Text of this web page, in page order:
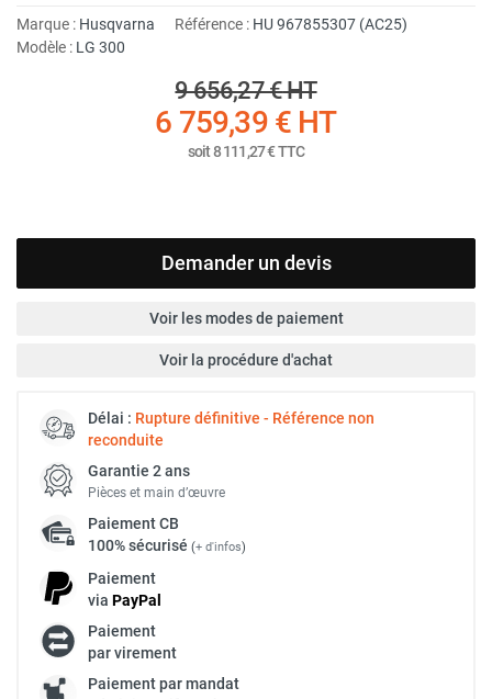
Marque : Husqvarna Référence : HU 967855307 (AC25)
Modèle : LG 300
9 656,27 €HT
6 759,39 € HT
soit8 111,27 €TTC
Demander un devis
Voir les modes de paiement
Voir la procédure d'achat
Délai : Rupture définitive - Référence non
reconduite
Garantie 2 ans
Pièces et main d’œuvre
PaiementCB
100% sécurisé (+ d'infos)
Paiement
via PayPal
Paiement
par virement
Paiement par mandat